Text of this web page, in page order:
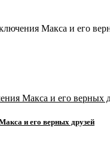
Макса и его
и его верных друзей